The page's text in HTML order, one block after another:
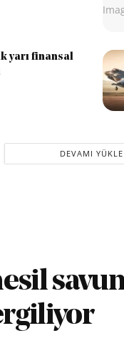
yarı finansal
DEVAMI YÜKLE